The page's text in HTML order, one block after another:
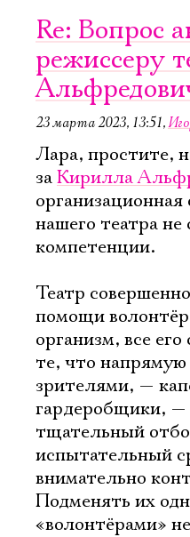
Re: Вопрос
режиссеру
23 марта 2023, 13:51,
Лара, простите,
заКирилла
нашего театра не
компетенции.
Театр
помощи
организм, все
те, что
зрителями, —
гардеробщики, —
тщательный
испытательный
внимательно
Подменять их
«волонтёрами»